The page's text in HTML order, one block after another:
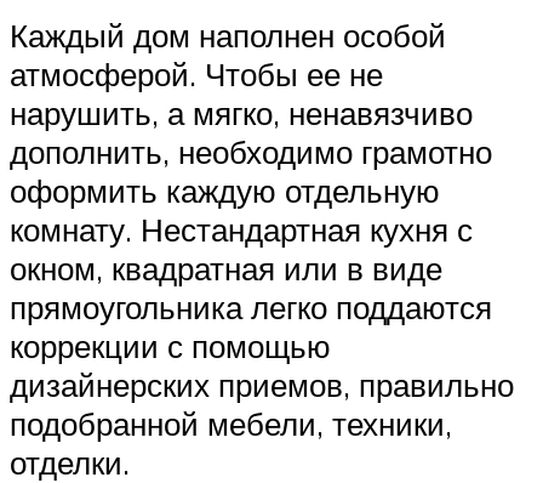
Каждый дом наполнен особой
атмосферой. Чтобы ее не
нарушить, а мягко, ненавязчиво
дополнить, необходимо грамотно
оформить каждую отдельную
комнату. Нестандартная кухня с
окном, квадратная или в виде
прямоугольника легко поддаются
коррекции с помощью
дизайнерских приемов, правильно
подобранной мебели, техники,
отделки.